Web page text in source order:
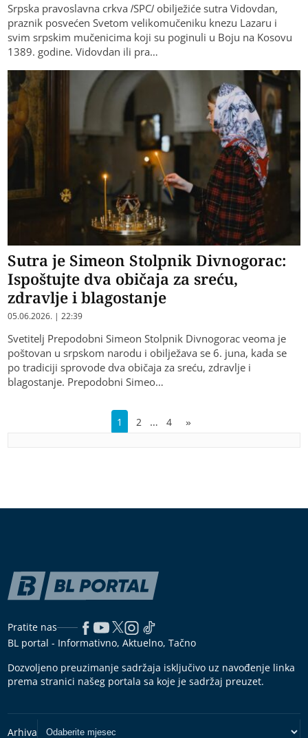
Srpska pravoslavna crkva /SPC/ obilježiće sutra Vidovdan,
praznik posvećen Svetom velikomučeniku knezu Lazaru i
svim srpskim mučenicima koji su poginuli u Boju na Kosovu
1389. godine. Vidovdan ili pra…
Sutra je Simeon Stolpnik Divnogorac:
Ispoštujte dva običaja za sreću,
zdravlje i blagostanje
05.06.2026. | 22:39
Svetitelj Prepodobni Simeon Stolpnik Divnogorac veoma je
poštovan u srpskom narodu i obilježava se 6. juna, kada se
po tradiciji sprovode dva običaja za sreću, zdravlje i
blagostanje. Prepodobni Simeo…
1 2 … 4 »
Pratite nas
BL portal - Informativno, Aktuelno, Tačno
Dozvoljeno preuzimanje sadržaja isključivo uz navođenje linka
prema stranici našeg portala sa koje je sadržaj preuzet.